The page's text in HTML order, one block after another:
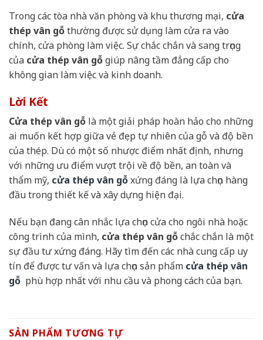
Trong các tòa nhà văn phòng và khu thương mại, cửa
thép vân gỗthường được sử dụng làm cửa ra vào
chính, cửa phòng làm việc. Sự chắc chắn và sang trọng
của cửa thép vân gỗgiúp nâng tầm đẳng cấp cho
không gian làm việc và kinh doanh.
Lời Kết
Cửa thép vân gỗ là một giải pháp hoàn hảo cho những
ai muốn kết hợp giữa vẻ đẹp tự nhiên của gỗ và độ bền
của thép. Dù có một số nhược điểm nhất định, nhưng
với những ưu điểm vượt trội về độ bền, an toàn và
thẩm mỹ, cửa thép vân gỗxứng đáng là lựa chọn hàng
đầu trong thiết kế và xây dựng hiện đại.
Nếu bạn đang cân nhắc lựa chọn cửa cho ngôi nhà hoặc
công trình của mình, cửa thép vân gỗchắc chắn là một
sự đầu tư xứng đáng. Hãy tìm đến các nhà cung cấp uy
tín để được tư vấn và lựa chọn sản phẩm cửa thép vân
gỗ phù hợp nhất với nhu cầu và phong cách của bạn.
SẢN PHẨM TƯƠNG TỰ